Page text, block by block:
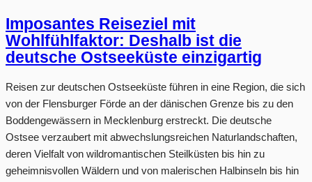
Imposantes Reiseziel mit
Wohlfühlfaktor: Deshalb ist die
deutsche Ostseeküste einzigartig
Reisen zur deutschen Ostseeküste führen in eine Region, die sich
von der Flensburger Förde an der dänischen Grenze bis zu den
Boddengewässern in Mecklenburg erstreckt. Die deutsche
Ostsee verzaubert mit abwechslungsreichen Naturlandschaften,
deren Vielfalt von wildromantischen Steilküsten bis hin zu
geheimnisvollen Wäldern und von malerischen Halbinseln bis hin